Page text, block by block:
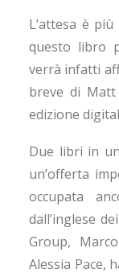
L’attesa è
questo libro
verrà infatti
breve di
edizione
Due libri in
un’offerta
occupata
dall’inglese
Group,
Alessia Pace,